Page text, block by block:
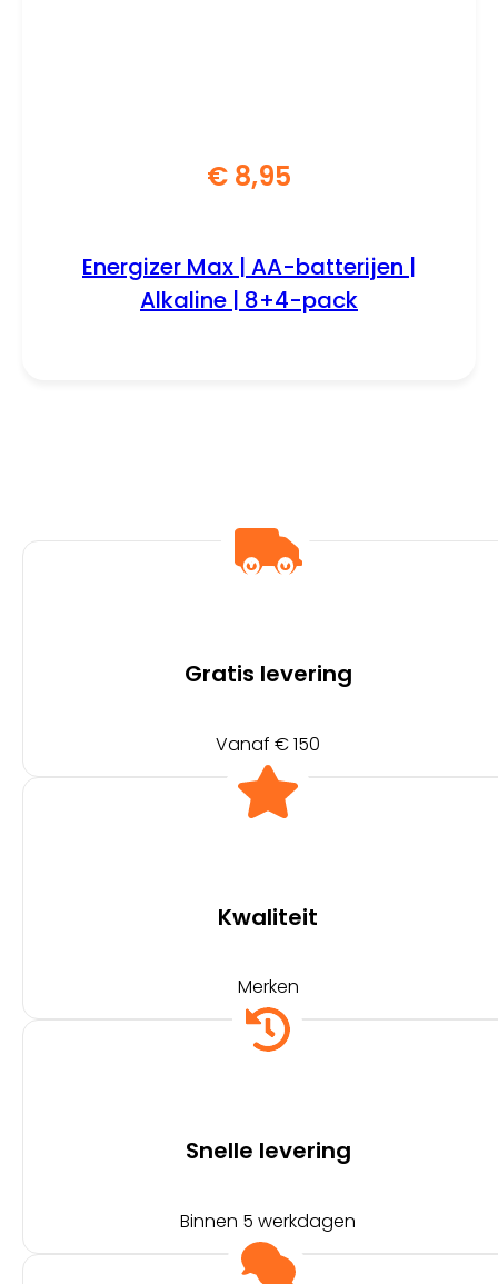
€ 8,95
Energizer Max | AA-batterijen |
Alkaline | 8+4-pack
Gratis levering
Vanaf € 150
Kwaliteit
Merken
Snelle levering
Binnen 5 werkdagen